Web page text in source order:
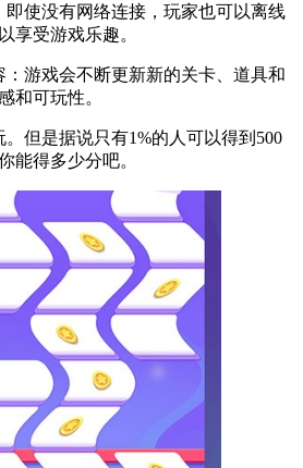
使没有网络连接，玩家也可以离线
享受游戏乐趣。
游戏会不断更新新的关卡、道具和
和可玩性。
是据说只有1%的人可以得到500
能得多少分吧。